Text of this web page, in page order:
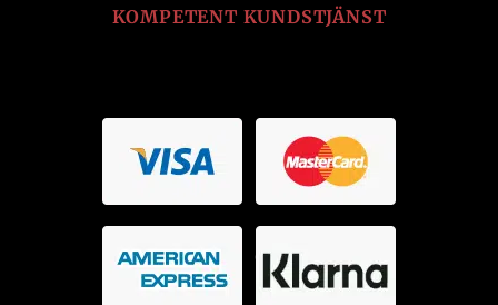
KOMPETENT KUNDSTJÄNST